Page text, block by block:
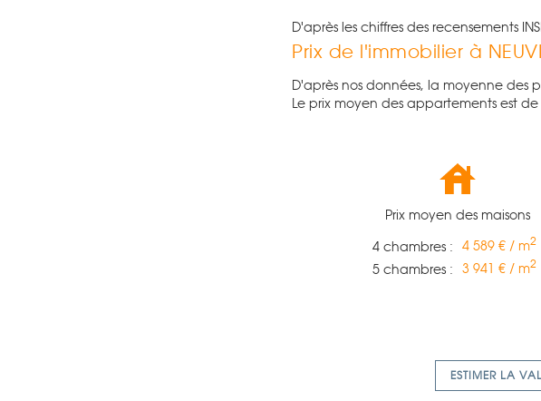
D'après les chiffres des recensements
Prix de l'immobilier à
D'après nos données, la moyenne des
Le prix moyen des appartements est de
Prix moyen des maisons
4 chambres : 4 589 € / m2
5 chambres : 3 941 € / m2
ESTIMER LA